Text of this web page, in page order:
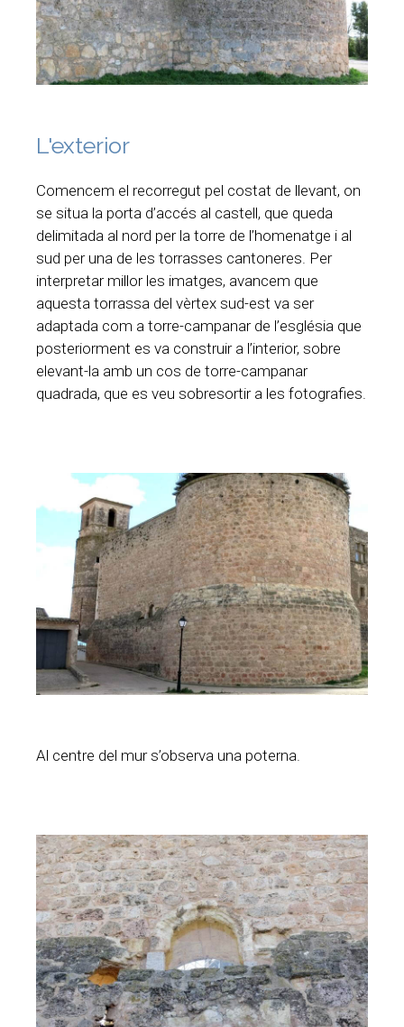
L'exterior
Comencem el recorregut pel costat de llevant, on
se situa la porta d’accés al castell, que queda
delimitada al nord per la torre de l’homenatge i al
sud per una de les torrasses cantoneres. Per
interpretar millor les imatges, avancem que
aquesta torrassa del vèrtex sud-est va ser
adaptada com a torre-campanar de l’església que
posteriorment es va construir a l’interior, sobre
elevant-la amb un cos de torre-campanar
quadrada, que es veu sobresortir a les fotografies.
Al centre del mur s’observa una poterna.